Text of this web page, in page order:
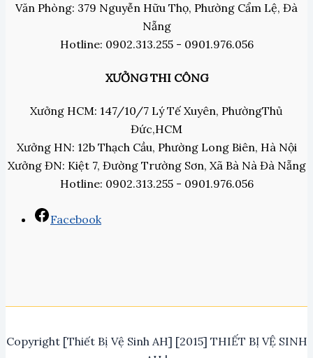
Văn Phòng: 379 Nguyễn Hữu Thọ, Phường Cẩm Lệ, Đà
Nẵng
Hotline: 0902.313.255 - 0901.976.056
XƯỞNG THI CÔNG
Xưởng HCM: 147/10/7 Lý Tế Xuyên, PhườngThủ
Đức,HCM
Xưởng HN: 12b Thạch Cầu, Phường Long Biên, Hà Nội
Xưởng ĐN: Kiệt 7, Đường Trường Sơn, Xã Bà Nà Đà Nẵng
Hotline: 0902.313.255 - 0901.976.056
Facebook
Copyright [Thiết Bị Vệ Sinh AH] [2015] THIẾT BỊ VỆ SINH